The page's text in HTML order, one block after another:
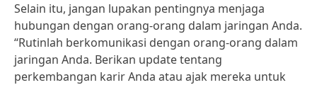
Selain itu, jangan lupakan pentingnya menjaga
hubungan dengan orang-orang dalam jaringan Anda.
“Rutinlah berkomunikasi dengan orang-orang dalam
jaringan Anda. Berikan update tentang
perkembangan karir Anda atau ajak mereka untuk